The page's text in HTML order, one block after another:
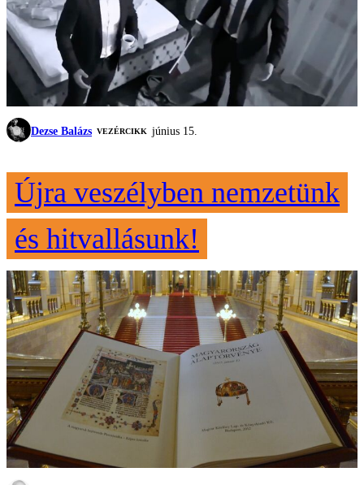
Dezse Balázs VEZÉRCIKK június 15.
Újra veszélyben nemzetünk
és hitvallásunk!